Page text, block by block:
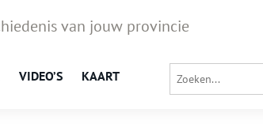
van jouw provincie
VIDEO’S KAART